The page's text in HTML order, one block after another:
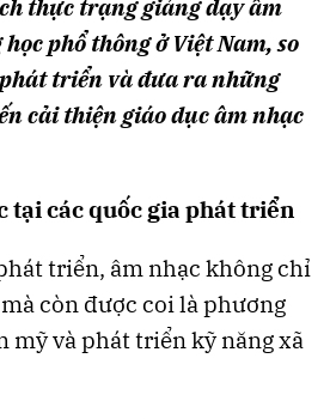
thực trạng giảng dạy âm
phổ thông ở Việt Nam, so
triển và đưa ra những
cải thiện giáo dục âm nhạc
tại các quốc gia phát triển
triển, âm nhạc không chỉ
còn được coi là phương
mỹ và phát triển kỹ năng xã